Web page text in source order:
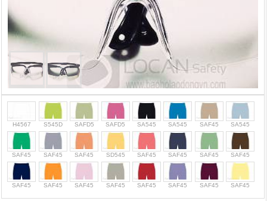
H4567 S545D SAFD5 SAFD5 SA545 SA545 SAF45 SA545
SAF45 SAF45 SAF45 SD545 SAF45 SAF45 SAF45 SAF45
SAF45 SAF45 SAF45 SAF45 SAF45 SAF45 SAF45 SAF45
Cọc giao thông, rào chắn công trình
Bình chữa cháy, cứu hỏa
Chính sách bảo mật thông tin